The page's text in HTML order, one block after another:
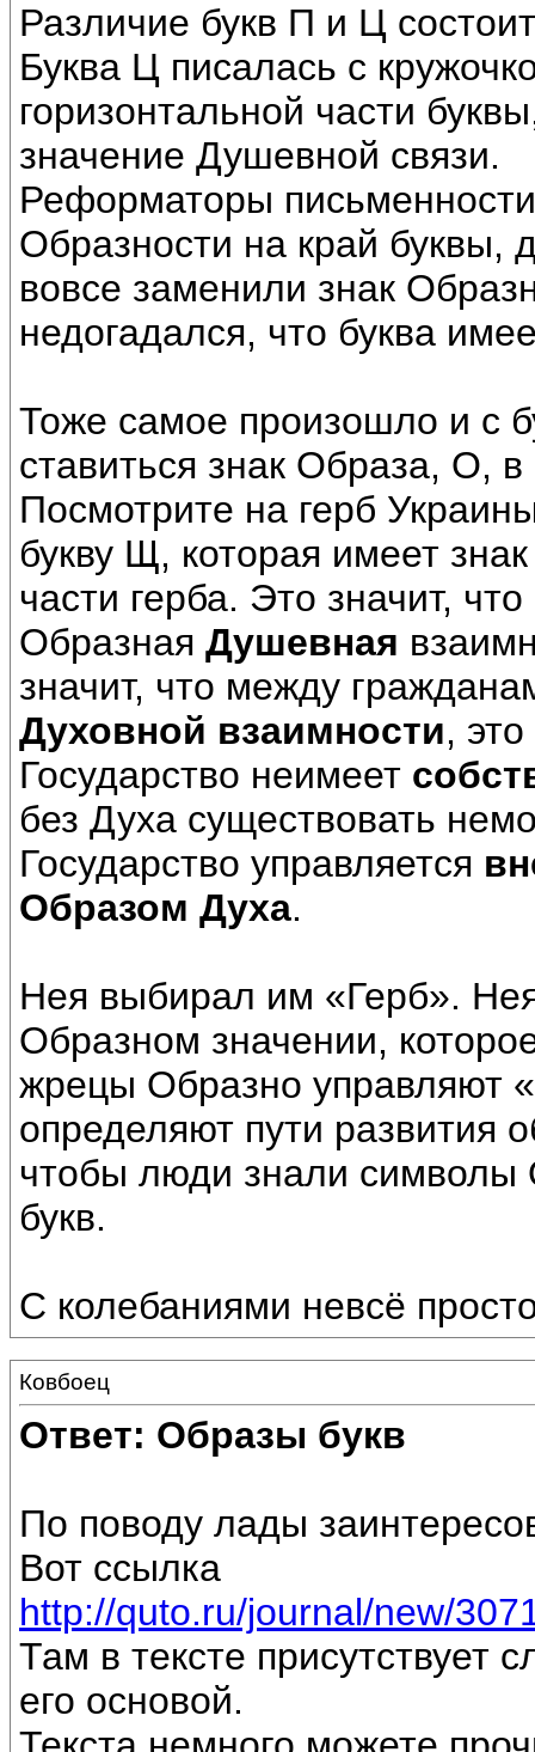
Различие букв П и Ц
Буква Ц писалась с
горизонтальной части
значение Душевной связи.
Реформаторы
Образности на край буквы,
вовсе заменили знак
недогадался, что буква
Тоже самое произошло и с
ставиться знак Образа, О,
Посмотрите на герб
букву Щ, которая имеет
части герба. Это значит,
Образная Душевная
значит, что между
Духовной взаимности,
Государство неимеет
без Духа существовать
Государство управляется
Образом Духа.
Нея выбирал им «Герб».
Образном значении,
жрецы Образно управляют
определяют пути развития
чтобы люди знали символы
букв.
С колебаниями невсё
Ковбоец
Ответ: Образы букв
По поводу лады
Вот ссылка
http://quto.ru/journal/new/
Там в тексте присутствует
его основой.